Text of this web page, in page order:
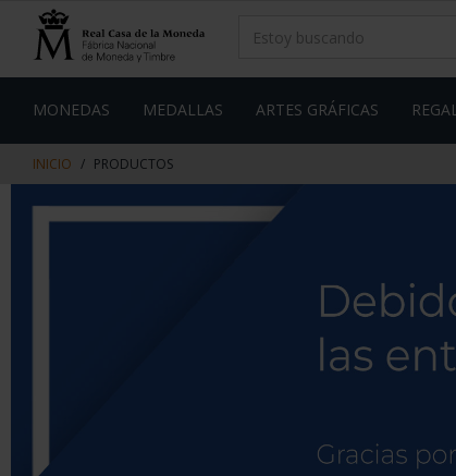
contenido
de
MONEDAS MEDALLAS ARTES GRÁFICAS
INICIO PRODUCTOS